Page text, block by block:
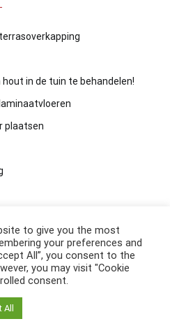
in de tuin te behandelen!
plaatsen
door
to give you the most
your preferences and
All”, you consent to the
you may visit "Cookie
consent.